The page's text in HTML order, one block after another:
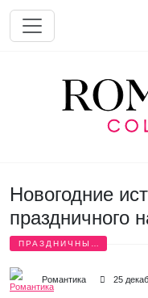
Перейти к основному
Новогодние
праздничного
ПРАЗДНИЧНЫЕ
Романтика 25